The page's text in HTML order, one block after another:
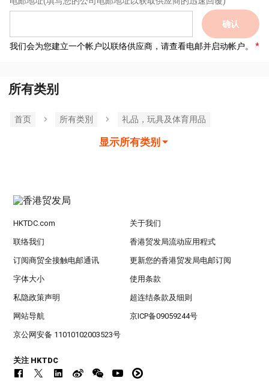
确认
我们会为您建立一个帐户以联络供应商，请查看电邮并启动帐户。
所有类别
首页 所有类別 礼品，玩具及体育用品
显示所有类别
HKTDC.com 关于我们
联络我们 香港贸发局流动应用程式
订阅商贸全接触电邮通讯 更新您的香港贸发局电邮订阅
字体大小 使用条款
私隐政策声明 超连结条款及细则
网站导航 京ICP备09059244号
京公网安备 11010102003523号
关注 HKTDC